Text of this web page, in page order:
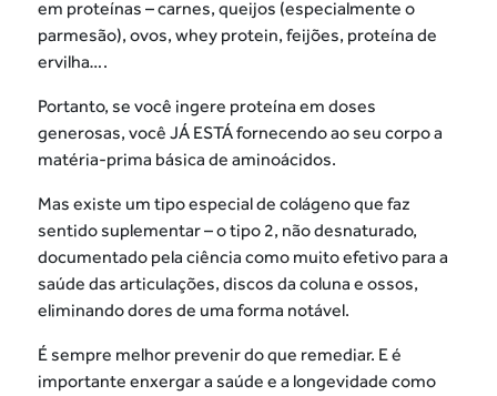
em proteínas – carnes, queijos (especialmente o
parmesão), ovos, whey protein, feijões, proteína de
ervilha….
Portanto, se você ingere proteína em doses
generosas, você JÁ ESTÁ fornecendo ao seu corpo a
matéria-prima básica de aminoácidos.
Mas existe um tipo especial de colágeno que faz
sentido suplementar – o tipo 2, não desnaturado,
documentado pela ciência como muito efetivo para a
saúde das articulações, discos da coluna e ossos,
eliminando dores de uma forma notável.
É sempre melhor prevenir do que remediar. E é
importante enxergar a saúde e a longevidade como